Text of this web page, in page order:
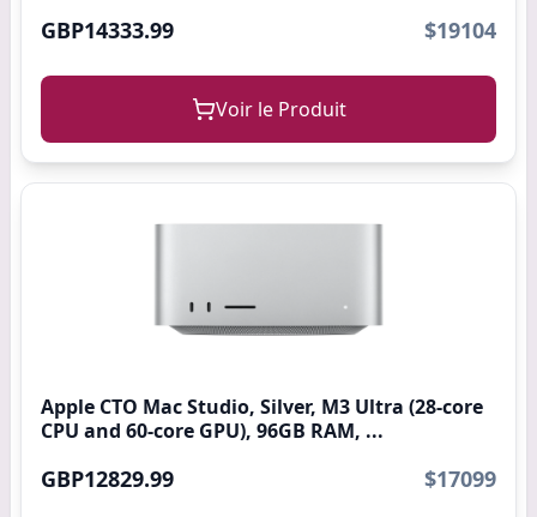
GBP14333.99 $19104
Voir le Produit
Apple CTO Mac Studio, Silver, M3 Ultra (28-core
CPU and 60-core GPU), 96GB RAM, ...
GBP12829.99 $17099